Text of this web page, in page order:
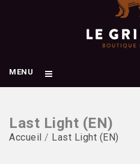
MENU
Last Light (EN)
Accueil / Last Light (EN)